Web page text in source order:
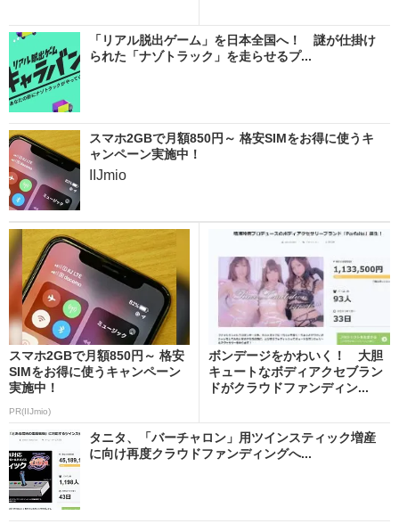
「リアル脱出ゲーム」を日本全国へ！ 謎が仕掛け
られた「ナゾトラック」を走らせるプ...
スマホ2GBで月額850円～ 格安SIMをお得に使うキ
ャンペーン実施中！
IIJmio
スマホ2GBで月額850円～ 格安
SIMをお得に使うキャンペーン
実施中！
PR(IIJmio)
ボンデージをかわいく！ 大胆
キュートなボディアクセブラン
ドがクラウドファンディン...
タニタ、「バーチャロン」用ツインスティック増産
に向け再度クラウドファンディングへ...